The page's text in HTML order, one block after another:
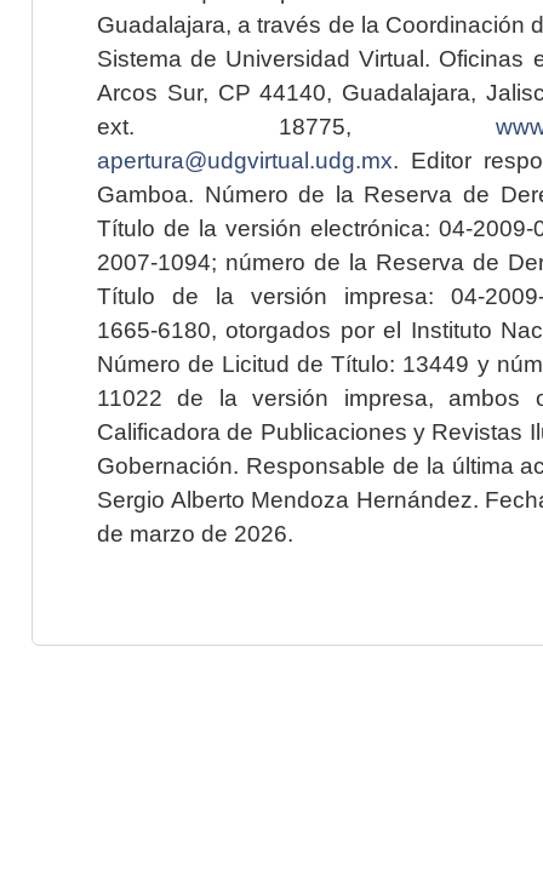
Guadalajara, a través de la Coordinación
Sistema de Universidad Virtual. Oficinas
Arcos Sur, CP 44140, Guadalajara,
ext. 18775,
apertura@udgvirtual.udg.mx. Editor
Gamboa. Número de la Reserva de
Título de la versión electrónica: 04-2009-
2007-1094; número de la Reserva de
Título de la versión impresa: 04-2009-
1665-6180, otorgados por el Instituto
Número de Licitud de Título: 13449 y
11022 de la versión impresa, ambos
Calificadora de Publicaciones y Revistas
Gobernación. Responsable de la última
Sergio Alberto Mendoza Hernández.
de marzo de 2026.